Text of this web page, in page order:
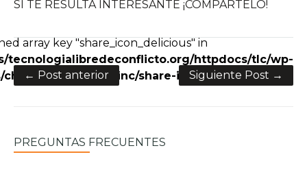
SI TE RESULTA INTERESANTE ¡COMPÁRTELO!
array key "share_icon_delicious" in
tecnologialibredeconflicto.org/httpdocs/tlc/wp-
framework/inc/share-icons.phpon line28
← Post anterior Siguiente Post →
PREGUNTAS FRECUENTES